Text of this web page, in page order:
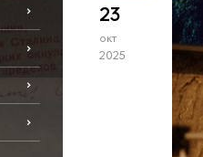
23
окт
2025